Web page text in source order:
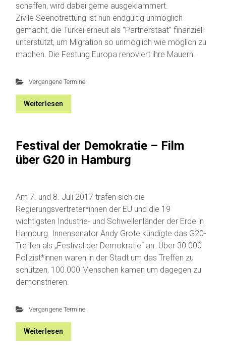
schaffen, wird dabei gerne ausgeklammert.
Zivile Seenotrettung ist nun endgültig unmöglich
gemacht, die Türkei erneut als “Partnerstaat” finanziell
unterstützt, um Migration so unmöglich wie möglich zu
machen. Die Festung Europa renoviert ihre Mauern.
Vergangene Termine
Weiterlesen
Festival der Demokratie – Film
über G20 in Hamburg
Am 7. und 8. Juli 2017 trafen sich die
Regierungsvertreter*innen der EU und die 19
wichtigsten Industrie- und Schwellenländer der Erde in
Hamburg. Innensenator Andy Grote kündigte das G20-
Treffen als „Festival der Demokratie“ an. Über 30.000
Polizist*innen waren in der Stadt um das Treffen zu
schützen, 100.000 Menschen kamen um dagegen zu
demonstrieren.
Vergangene Termine
Weiterlesen